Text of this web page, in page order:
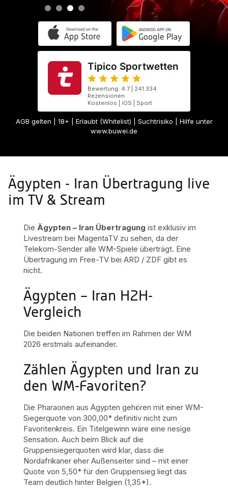
Tipico Sportwetten
Bewertung: 4.7 | 241.334
Rezensionen
Kostenlos | iOS | Sport
AGB gelten | 18+ | Erlaubt (Whitelist) | Suchtrisiko | Hilfe unter
www.buwei.de
Ägypten - Iran Übertragung live
im TV & Stream
Die Ägypten – Iran Übertragung ist exklusiv im
Livestream bei MagentaTV zu sehen, da der
Telekom-Sender alle WM-Spiele überträgt. Eine
Übertragung im Free-TV bei ARD / ZDF gibt es
nicht.
Ägypten – Iran H2H-
Vergleich
Die beiden Nationen treffen im Rahmen der WM
2026 erstmals aufeinander.
Zählen Ägypten und Iran zu
den WM-Favoriten?
Die Pharaonen aus Ägypten gehören mit einer WM-
Siegerquote von 300,00* definitiv nicht zum
Favoritenkreis. Ein Titelgewinn wäre eine riesige
Sensation. Auch beim Blick auf die
Gruppensiegerquoten wird klar, dass die
Nordafrikaner eher Außenseiter sind – mit einer
Quote von 5,50* für den Gruppensieg liegt das
Team deutlich hinter Belgien (1,35*).